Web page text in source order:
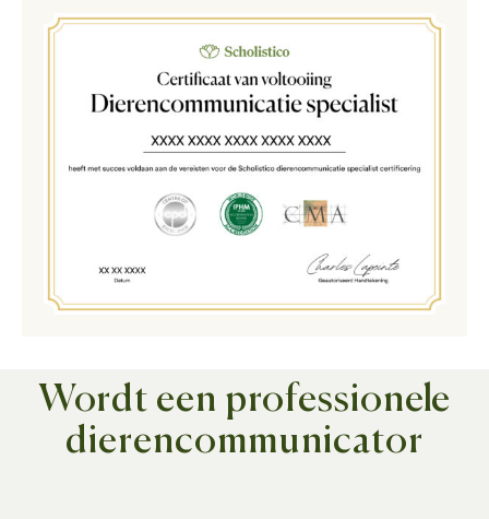
Wordt een professionele
dierencommunicator